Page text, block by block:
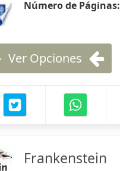
Número de Páginas:
Ver Opciones
Frankenstein